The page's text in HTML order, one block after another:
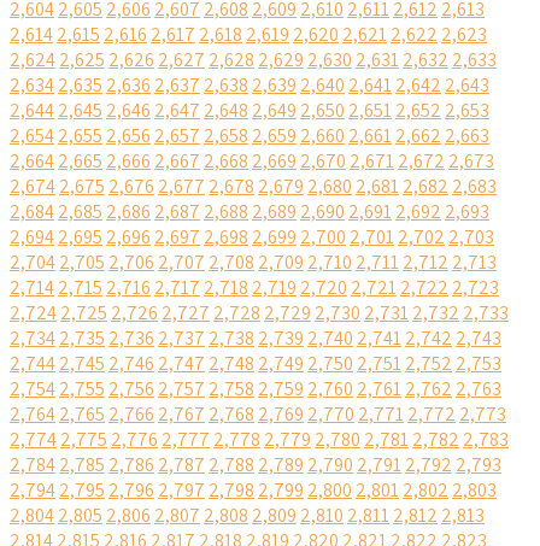
2,6042,605 2,606 2,607 2,608 2,609 2,610 2,6112,612 2,613
2,6142,615 2,616 2,617 2,618 2,619 2,620 2,6212,622 2,623
2,6242,625 2,626 2,627 2,628 2,629 2,630 2,6312,632 2,633
2,6342,635 2,636 2,637 2,638 2,639 2,640 2,6412,642 2,643
2,6442,645 2,646 2,647 2,648 2,649 2,650 2,6512,652 2,653
2,6542,655 2,656 2,657 2,658 2,659 2,660 2,6612,662 2,663
2,6642,665 2,666 2,667 2,668 2,669 2,670 2,6712,672 2,673
2,6742,675 2,676 2,677 2,678 2,679 2,680 2,6812,682 2,683
2,6842,685 2,686 2,687 2,688 2,689 2,690 2,6912,692 2,693
2,6942,695 2,696 2,697 2,698 2,699 2,700 2,7012,702 2,703
2,7042,705 2,706 2,707 2,708 2,709 2,710 2,7112,712 2,713
2,7142,715 2,716 2,717 2,718 2,719 2,720 2,7212,722 2,723
2,7242,725 2,726 2,727 2,728 2,729 2,730 2,7312,732 2,733
2,7342,735 2,736 2,737 2,738 2,739 2,740 2,7412,742 2,743
2,7442,745 2,746 2,747 2,748 2,749 2,750 2,7512,752 2,753
2,7542,755 2,756 2,757 2,758 2,759 2,760 2,7612,762 2,763
2,7642,765 2,766 2,767 2,768 2,769 2,770 2,7712,772 2,773
2,7742,775 2,776 2,777 2,778 2,779 2,780 2,7812,782 2,783
2,7842,785 2,786 2,787 2,788 2,789 2,790 2,7912,792 2,793
2,7942,795 2,796 2,797 2,798 2,799 2,800 2,8012,802 2,803
2,8042,805 2,806 2,807 2,808 2,809 2,810 2,8112,812 2,813